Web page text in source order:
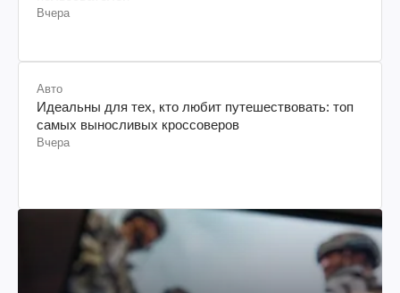
Вчера
Авто
Идеальны для тех, кто любит путешествовать: топ
самых выносливых кроссоверов
Вчера